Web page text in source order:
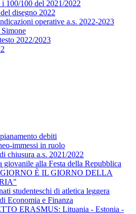
i 100/100 del 2021/2022
disegno 2022
operative a.s. 2022-2023
2022/2023
debiti
immessi in ruolo
chiusura a.s. 2021/2022
giovanile alla Festa della Repubblica
È IL GIORNO DELLA
studenteschi di atletica leggera
Economia e Finanza
ERASMUS: Lituania - Estonia -